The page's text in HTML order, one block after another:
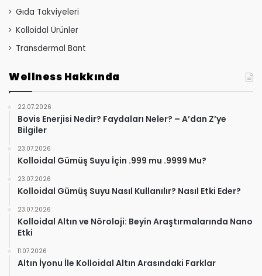
Gıda Takviyeleri
Kolloidal Ürünler
Transdermal Bant
Wellness Hakkında
22.07.2026
Bovis Enerjisi Nedir? Faydaları Neler? – A’dan Z’ye
Bilgiler
23.07.2026
Kolloidal Gümüş Suyu İçin .999 mu .9999 Mu?
23.07.2026
Kolloidal Gümüş Suyu Nasıl Kullanılır? Nasıl Etki Eder?
23.07.2026
Kolloidal Altın ve Nöroloji: Beyin Araştırmalarında Nano
Etki
11.07.2026
Altın İyonu İle Kolloidal Altın Arasındaki Farklar